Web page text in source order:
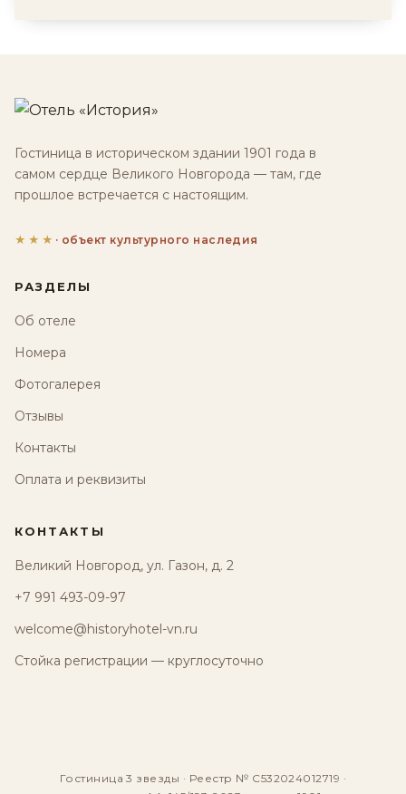
Гостиница в историческом здании 1901 года в
самом сердце Великого Новгорода — там, где
прошлое встречается с настоящим.
★★★ · объект культурного наследия
РАЗДЕЛЫ
Об отеле
Номера
Фотогалерея
Отзывы
Контакты
Оплата и реквизиты
КОНТАКТЫ
Великий Новгород, ул. Газон, д. 2
+7 991 493-09-97
welcome@historyhotel-vn.ru
Стойка регистрации — круглосуточно
Гостиница 3 звезды · Реестр № С532024012719 ·